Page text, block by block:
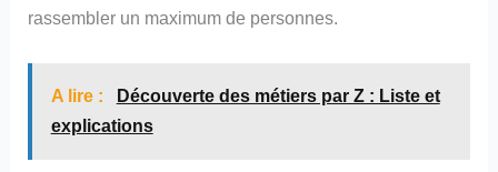
rassembler un maximum de personnes.
A lire :
Découverte des métiers par Z : Liste et
explications